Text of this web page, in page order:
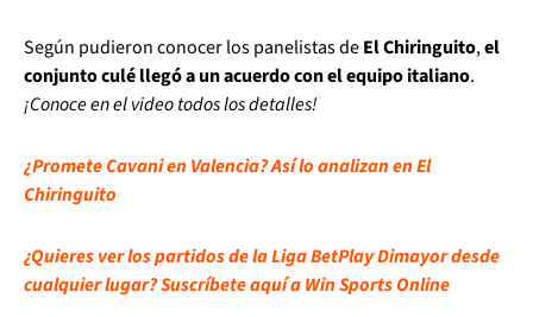
Según pudieron conocer los panelistas deEl Chiringuito,el
conjunto culé llegó a un acuerdo con el equipo italiano.
¡Conoce en el video todos los detalles!
¿Promete Cavani en Valencia? Así lo analizan en El
Chiringuito
¿Quieres ver los partidos de la Liga BetPlay Dimayor desde
cualquier lugar? Suscríbete aquí a Win Sports Online